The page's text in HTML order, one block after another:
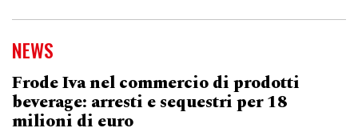
NEWS
Frode Iva nel commercio di prodotti
beverage: arresti e sequestri per 18
milioni di euro